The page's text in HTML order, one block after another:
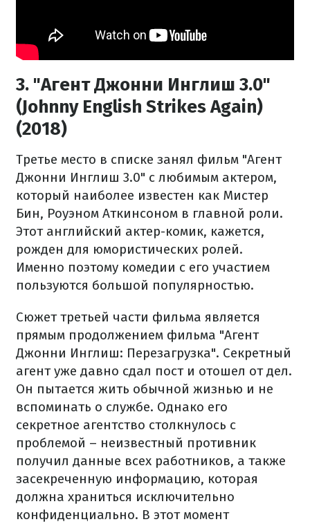
3. "Агент Джонни Инглиш 3.0"
(Johnny English Strikes Again)
(2018)
Третье место в списке занял фильм "Агент
Джонни Инглиш 3.0" с любимым актером,
который наиболее известен как Мистер
Бин, Роуэном Аткинсоном в главной роли.
Этот английский актер-комик, кажется,
рожден для юмористических ролей.
Именно поэтому комедии с его участием
пользуются большой популярностью.
Сюжет третьей части фильма является
прямым продолжением фильма "Агент
Джонни Инглиш: Перезагрузка". Секретный
агент уже давно сдал пост и отошел от дел.
Он пытается жить обычной жизнью и не
вспоминать о службе. Однако его
секретное агентство столкнулось с
проблемой – неизвестный противник
получил данные всех работников, а также
засекреченную информацию, которая
должна храниться исключительно
конфиденциально. В этот момент